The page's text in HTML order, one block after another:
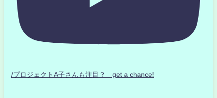
/プロジェクトA子さんも注目？ get a chance!